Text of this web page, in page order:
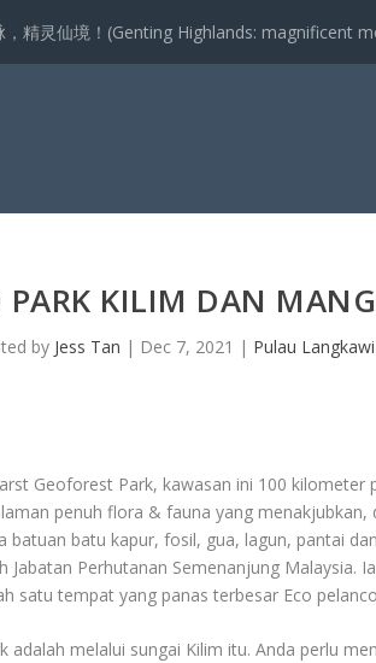
，精灵仙境！(Genting Highlands: magnificent
PARK KILIM DAN
by Jess Tan | Dec 7, 2021 | Pulau Langkawi
Geoforest Park, kawasan ini 100
penuh flora & fauna yang
batuan batu kapur, fosil, gua, lagun, pantai
Jabatan Perhutanan Semenanjung Malaysia.
satu tempat yang panas terbesar Eco
adalah melalui sungai Kilim itu. Anda perlu